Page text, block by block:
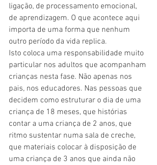
ligação, de processamento emocional,
de aprendizagem. O que acontece aqui
importa de uma forma que nenhum
outro período da vida replica.
Isto coloca uma responsabilidade muito
particular nos adultos que acompanham
crianças nesta fase. Não apenas nos
pais, nos educadores. Nas pessoas que
decidem como estruturar o dia de uma
criança de 18 meses, que histórias
contar a uma criança de 2 anos, que
ritmo sustentar numa sala de creche,
que materiais colocar à disposição de
uma criança de 3 anos que ainda não